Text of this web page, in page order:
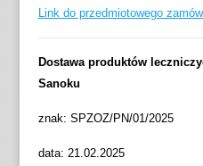
Link do przedmiotowego
Dostawa produktów
Sanoku
znak: SPZOZ/PN/01/2025
data: 21.02.2025